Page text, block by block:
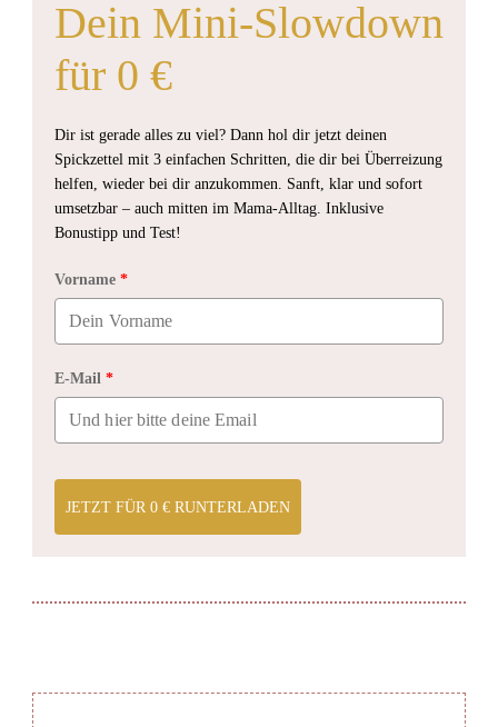
Dein Mini-Slowdown
für 0 €
Dir ist gerade alles zu viel? Dann hol dir jetzt deinen
Spickzettel mit 3 einfachen Schritten, die dir bei Überreizung
helfen, wieder bei dir anzukommen. Sanft, klar und sofort
umsetzbar – auch mitten im Mama-Alltag. Inklusive
Bonustipp und Test!
Vorname *
E-Mail *
JETZT FÜR 0 € RUNTERLADEN